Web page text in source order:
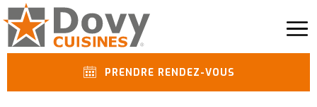
PRENDRE RENDEZ-VOUS